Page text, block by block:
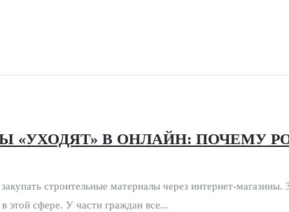
«УХОДЯТ» В ОНЛАЙН: ПОЧЕМУ
строительные материалы через интернет-
этой сфере. У части граждан все...